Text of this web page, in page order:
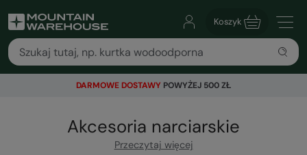
Koszyk
DARMOWE DOSTAWY POWYŻEJ 500 ZŁ
Akcesoria narciarskie
Przeczytaj więcej